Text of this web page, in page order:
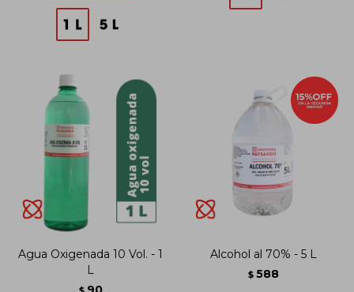
Agua Oxigenada 10 Vol. - 1
L
Alcohol al 70% - 5 L
$ 588